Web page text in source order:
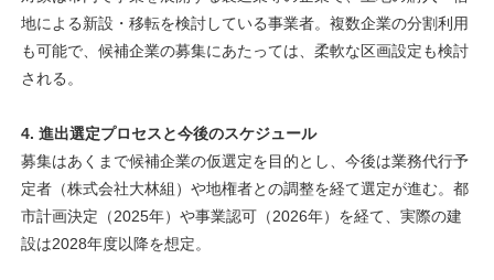
地による新設・移転を検討している事業者。複数企業の分割利用
も可能で、候補企業の募集にあたっては、柔軟な区画設定も検討
される。
4. 進出選定プロセスと今後のスケジュール
募集はあくまで候補企業の仮選定を目的とし、今後は業務代行予
定者（株式会社大林組）や地権者との調整を経て選定が進む。都
市計画決定（2025年）や事業認可（2026年）を経て、実際の建
設は2028年度以降を想定。